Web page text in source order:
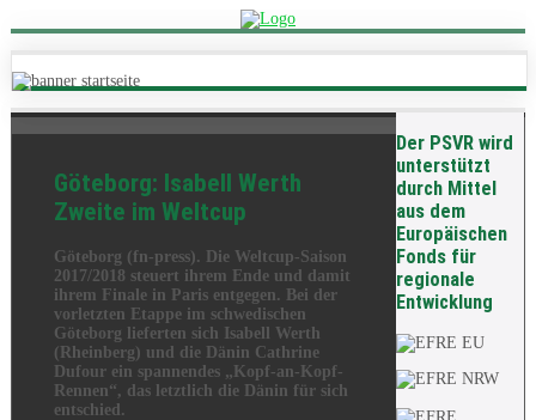
Der PSVR wird
unterstützt
durch Mittel
aus dem
Europäischen
Fonds für
regionale
Entwicklung
Göteborg: Isabell Werth
Zweite im Weltcup
Göteborg (fn-press). Die Weltcup-Saison
2017/2018 steuert ihrem Ende und damit
ihrem Finale in Paris entgegen. Bei der
vorletzten Etappe im schwedischen
Göteborg lieferten sich Isabell Werth
(Rheinberg) und die Dänin Cathrine
Dufour ein spannendes „Kopf-an-Kopf-
Rennen“, das letztlich die Dänin für sich
entschied.